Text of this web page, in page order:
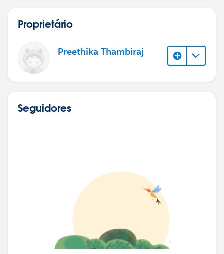
Proprietário
Preethika Thambiraj
Seguidores